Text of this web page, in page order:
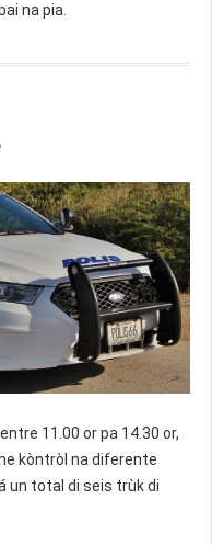
na pia.
11.00 or pa 14.30 or,
kòntròl na diferente
un total di seis trùk di